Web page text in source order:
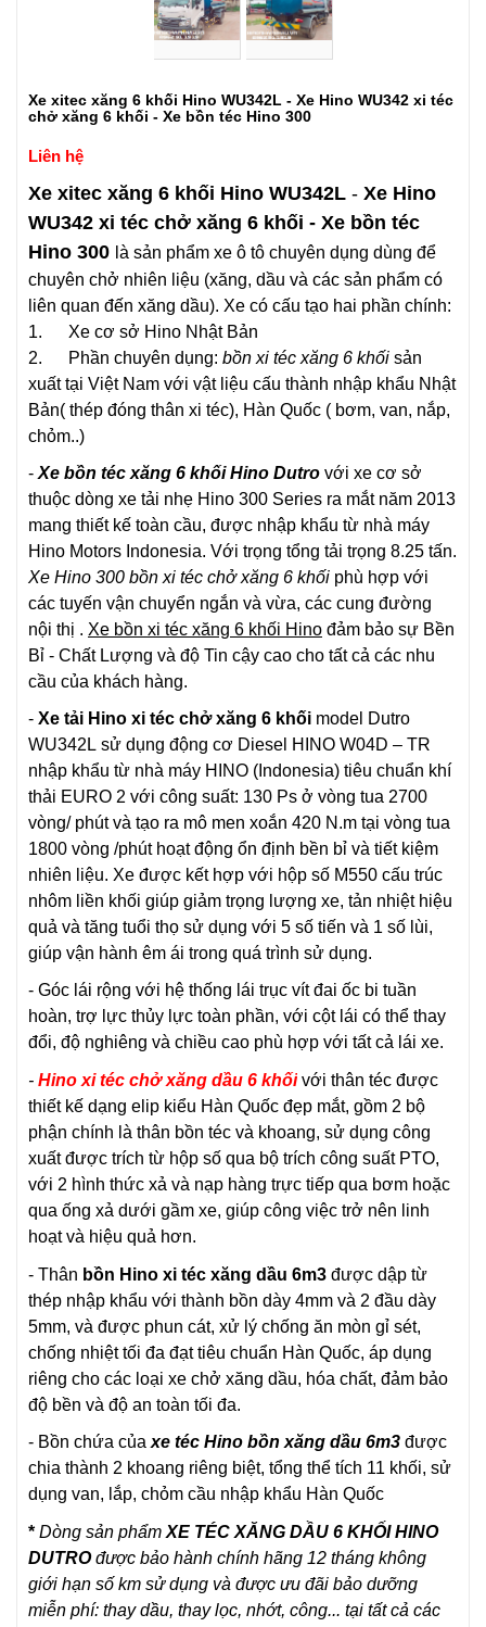
Xe xitec xăng 6 khối Hino WU342L - Xe Hino WU342 xi téc
chở xăng 6 khối - Xe bồn téc Hino 300
Liên hệ
Xe xitec xăng 6 khối Hino WU342L - Xe Hino
WU342 xi téc chở xăng 6 khối - Xe bồn téc
Hino 300 là sản phẩm xe ô tô chuyên dụng dùng để
chuyên chở nhiên liệu (xăng, dầu và các sản phẩm có
liên quan đến xăng dầu). Xe có cấu tạo hai phần chính:
1. Xe cơ sở Hino Nhật Bản
2. Phần chuyên dụng: bồn xi téc xăng 6 khối sản
xuất tại Việt Nam với vật liệu cấu thành nhập khẩu Nhật
Bản( thép đóng thân xi téc), Hàn Quốc ( bơm, van, nắp,
chỏm..)
- Xe bồn téc xăng 6 khối Hino Dutro với xe cơ sở
thuộc dòng xe tải nhẹ Hino 300 Series ra mắt năm 2013
mang thiết kế toàn cầu, được nhập khẩu từ nhà máy
Hino Motors Indonesia. Với trọng tổng tải trọng 8.25 tấn.
Xe Hino 300 bồn xi téc chở xăng 6 khối phù hợp với
các tuyến vận chuyển ngắn và vừa, các cung đường
nội thị . Xe bồn xi téc xăng 6 khối Hino đảm bảo sự Bền
Bỉ - Chất Lượng và độ Tin cậy cao cho tất cả các nhu
cầu của khách hàng.
- Xe tải Hino xi téc chở xăng 6 khối model Dutro
WU342L sử dụng động cơ Diesel HINO W04D – TR
nhập khẩu từ nhà máy HINO (Indonesia) tiêu chuẩn khí
thải EURO 2 với công suất: 130 Ps ở vòng tua 2700
vòng/ phút và tạo ra mô men xoắn 420 N.m tại vòng tua
1800 vòng /phút hoạt động ổn định bền bỉ và tiết kiệm
nhiên liệu. Xe được kết hợp với hộp số M550 cấu trúc
nhôm liền khối giúp giảm trọng lượng xe, tản nhiệt hiệu
quả và tăng tuổi thọ sử dụng với 5 số tiến và 1 số lùi,
giúp vận hành êm ái trong quá trình sử dụng.
- Góc lái rộng với hệ thống lái trục vít đai ốc bi tuần
hoàn, trợ lực thủy lực toàn phần, với cột lái có thể thay
đổi, độ nghiêng và chiều cao phù hợp với tất cả lái xe.
- Hino xi téc chở xăng dầu 6 khối với thân téc được
thiết kế dạng elip kiểu Hàn Quốc đẹp mắt, gồm 2 bộ
phận chính là thân bồn téc và khoang, sử dụng công
xuất được trích từ hộp số qua bộ trích công suất PTO,
với 2 hình thức xả và nạp hàng trực tiếp qua bơm hoặc
qua ống xả dưới gầm xe, giúp công việc trở nên linh
hoạt và hiệu quả hơn.
- Thân bồn Hino xi téc xăng dầu 6m3 được dập từ
thép nhập khẩu với thành bồn dày 4mm và 2 đầu dày
5mm, và được phun cát, xử lý chống ăn mòn gỉ sét,
chống nhiệt tối đa đạt tiêu chuẩn Hàn Quốc, áp dụng
riêng cho các loại xe chở xăng dầu, hóa chất, đảm bảo
độ bền và độ an toàn tối đa.
- Bồn chứa của xe téc Hino bồn xăng dầu 6m3 được
chia thành 2 khoang riêng biệt, tổng thể tích 11 khối, sử
dụng van, lắp, chỏm cầu nhập khẩu Hàn Quốc
* Dòng sản phẩm XE TÉC XĂNG DẦU 6 KHỐI HINO
DUTRO được bảo hành chính hãng 12 tháng không
giới hạn số km sử dụng và được ưu đãi bảo dưỡng
miễn phí: thay dầu, thay lọc, nhớt, công... tại tất cả các